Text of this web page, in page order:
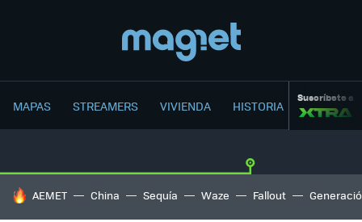
MAPAS STREAMERS VIVIENDA HISTORIA Suscríbete a
HOY SE HABLA DE
AEMET China Sequía Waze Fallout